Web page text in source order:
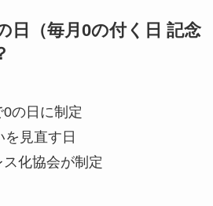
日（毎月0の付く日 記念
の日に制定
を見直す日
化協会が制定